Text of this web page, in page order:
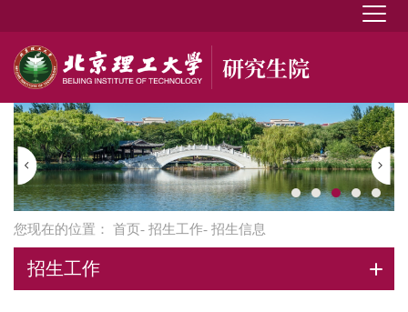
您现在的位置： 首页- 招生工作- 招生信息
招生工作